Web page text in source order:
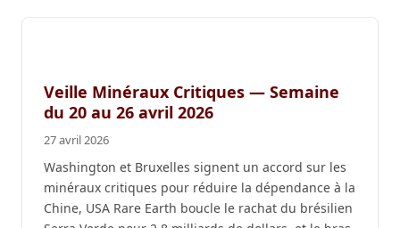
Veille Minéraux Critiques — Semaine
du 20 au 26 avril 2026
27 avril 2026
Washington et Bruxelles signent un accord sur les
minéraux critiques pour réduire la dépendance à la
Chine, USA Rare Earth boucle le rachat du brésilien